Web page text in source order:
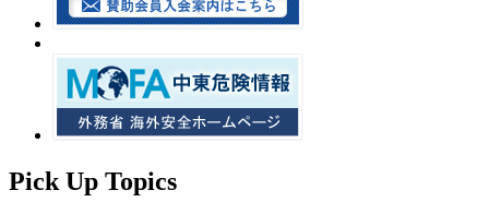
Pick Up Topics